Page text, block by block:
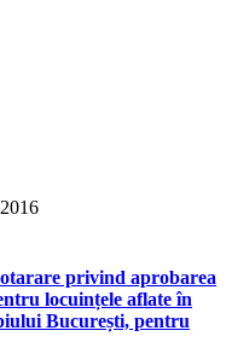
privind aprobarea
locuințele aflate în
București, pentru